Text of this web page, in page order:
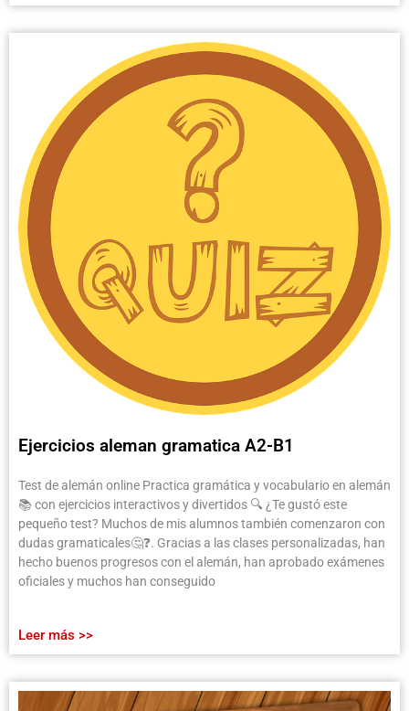
Ejercicios aleman gramatica A2-B1
Test de alemán online Practica gramática y vocabulario en alemán
📚 con ejercicios interactivos y divertidos 🔍 ¿Te gustó este
pequeño test? Muchos de mis alumnos también comenzaron con
dudas gramaticales🤔❓. Gracias a las clases personalizadas, han
hecho buenos progresos con el alemán, han aprobado exámenes
oficiales y muchos han conseguido
Leer más >>